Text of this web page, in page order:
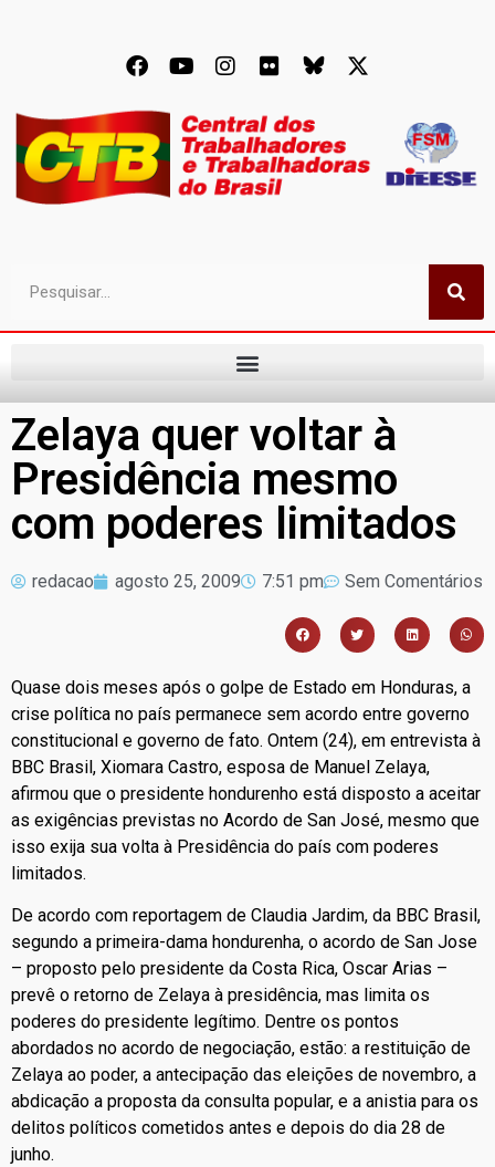
Zelaya quer voltar à
Presidência mesmo
com poderes limitados
redacao agosto 25, 2009 7:51 pm Sem Comentários
Quase dois meses após o golpe de Estado em Honduras, a
crise política no país permanece sem acordo entre governo
constitucional e governo de fato. Ontem (24), em entrevista à
BBC Brasil, Xiomara Castro, esposa de Manuel Zelaya,
afirmou que o presidente hondurenho está disposto a aceitar
as exigências previstas no Acordo de San José, mesmo que
isso exija sua volta à Presidência do país com poderes
limitados.
De acordo com reportagem de Claudia Jardim, da BBC Brasil,
segundo a primeira-dama hondurenha, o acordo de San Jose
– proposto pelo presidente da Costa Rica, Oscar Arias –
prevê o retorno de Zelaya à presidência, mas limita os
poderes do presidente legítimo. Dentre os pontos
abordados no acordo de negociação, estão: a restituição de
Zelaya ao poder, a antecipação das eleições de novembro, a
abdicação a proposta da consulta popular, e a anistia para os
delitos políticos cometidos antes e depois do dia 28 de
junho.